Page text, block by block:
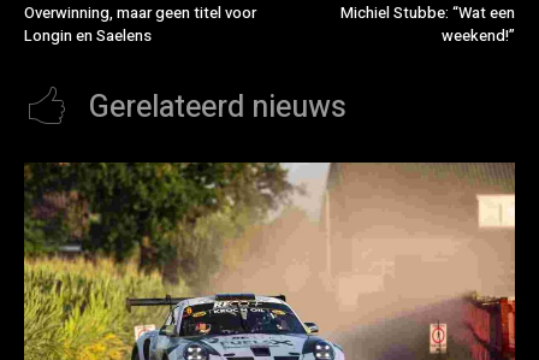
Overwinning, maar geen titel voor
Longin en Saelens
Michiel Stubbe: “Wat een
weekend!”
Gerelateerd nieuws